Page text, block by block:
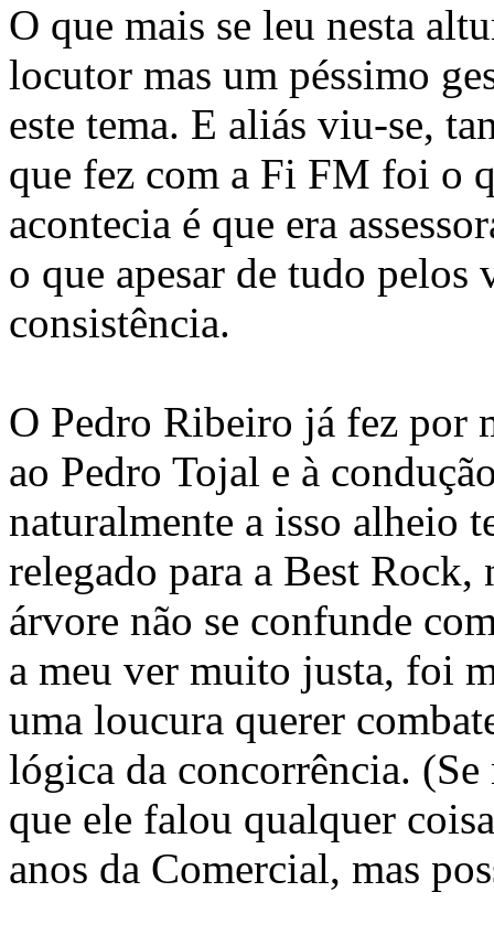
O que mais se leu nesta
locutor mas um péssimo
este tema. E aliás viu-se,
que fez com a Fi FM foi o
acontecia é que era
o que apesar de tudo
consistência.
O Pedro Ribeiro já fez por
ao Pedro Tojal e à
naturalmente a isso alheio
relegado para a Best Rock,
árvore não se confunde
a meu ver muito justa, foi
uma loucura querer
lógica da concorrência. (Se
que ele falou qualquer
anos da Comercial, mas